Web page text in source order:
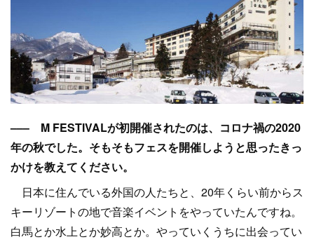
––– M FESTIVALが初開催されたのは、コロナ禍の2020
年の秋でした。そもそもフェスを開催しようと思ったきっ
かけを教えてください。
日本に住んでいる外国の人たちと、20年くらい前からス
キーリゾートの地で音楽イベントをやっていたんですね。
白馬とか水上とか妙高とか。やっていくうちに出会ってい